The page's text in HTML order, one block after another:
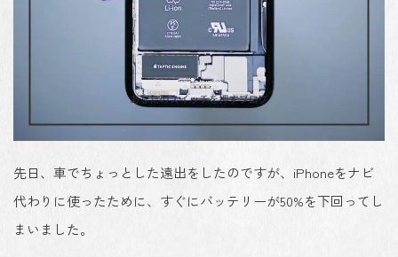
先日、車でちょっとした遠出をしたのですが、iPhoneをナビ
代わりに使ったために、すぐにバッテリーが50%を下回ってし
まいました。